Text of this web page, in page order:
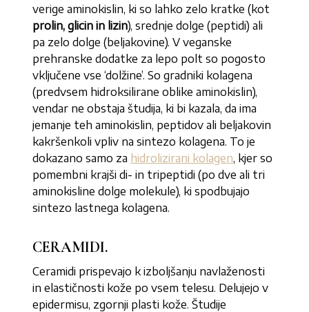
verige aminokislin, ki so lahko zelo kratke (kot
prolin, glicin in lizin), srednje dolge (peptidi) ali
pa zelo dolge (beljakovine). V veganske
prehranske dodatke za lepo polt so pogosto
vključene vse ‘dolžine’. So gradniki kolagena
(predvsem hidroksilirane oblike aminokislin),
vendar ne obstaja študija, ki bi kazala, da ima
jemanje teh aminokislin, peptidov ali beljakovin
kakršenkoli vpliv na sintezo kolagena. To je
dokazano samo za hidrolizirani kolagen, kjer so
pomembni krajši di- in tripeptidi (po dve ali tri
aminokisline dolge molekule), ki spodbujajo
sintezo lastnega kolagena.
CERAMIDI.
Ceramidi prispevajo k izboljšanju navlaženosti
in elastičnosti kože po vsem telesu. Delujejo v
epidermisu, zgornji plasti kože. Študije